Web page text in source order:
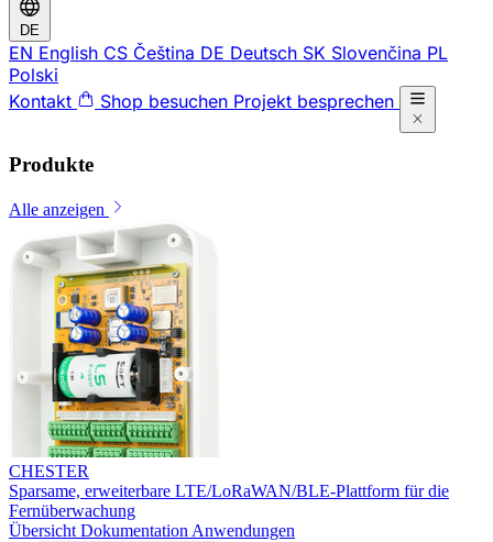
DE
EN English CS Čeština DE Deutsch SK Slovenčina PL
Polski
Kontakt
Shop besuchen Projekt besprechen
Produkte
Alle anzeigen
CHESTER
Sparsame, erweiterbare LTE/LoRaWAN/BLE-Plattform für die
Fernüberwachung
Übersicht Dokumentation Anwendungen